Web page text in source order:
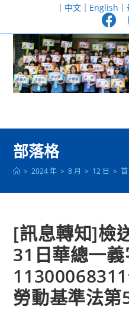
至
｜ 中文｜ English ｜
部落格
> 2024 年 > 8 月 > 12 日 >
[訊息轉知]檢
31日華總一
勞動基準法第